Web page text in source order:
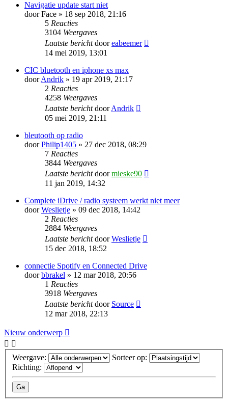
Navigatie update start niet
doorFace » 18 sep 2018, 21:16
5 Reacties
3104 Weergaves
Laatste berichtdooreabeemer
14 mei 2019, 13:01
CIC bluetooth en iphone xs max
doorAndrik » 19 apr 2019, 21:17
2 Reacties
4258 Weergaves
Laatste berichtdoorAndrik
05 mei 2019, 21:11
bleutooth op radio
doorPhilip1405 » 27 dec 2018, 08:29
7 Reacties
3844 Weergaves
Laatste berichtdoormieske90
11 jan 2019, 14:32
Complete iDrive / radio systeem werkt niet meer
doorWeslietje » 09 dec 2018, 14:42
2 Reacties
2884 Weergaves
Laatste berichtdoorWeslietje
15 dec 2018, 18:52
connectie Spotify en Connected Drive
doorbbrakel » 12 mar 2018, 20:56
1 Reacties
3918 Weergaves
Laatste berichtdoor Source
12 mar 2018, 22:13
Nieuw onderwerp
Weergave:
Sorteer op:
Richting: